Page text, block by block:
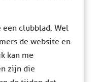
clubblad. Wel
de website en
kan me
zijn die